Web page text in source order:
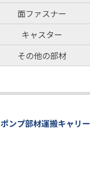
面ファスナー
キャスター
その他の部材
ポンプ部材運搬キャリー